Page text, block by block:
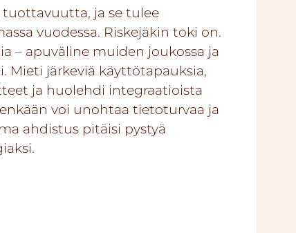
ja se tulee
vuodessa. Riskejäkin toki on.
– apuväline muiden joukossa ja
Mieti järkeviä käyttötapauksia,
ja huolehdi integraatioista
voi unohtaa tietoturvaa ja
ahdistus pitäisi pystyä